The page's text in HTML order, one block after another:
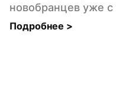
новобранцев уже с
Подробнее >